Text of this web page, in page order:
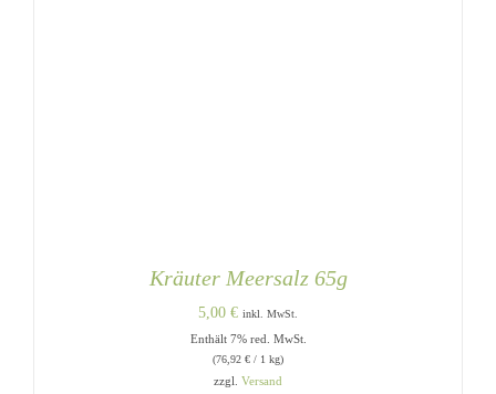
Kräuter Meersalz 65g
5,00 € inkl. MwSt.
Enthält 7% red. MwSt.
(76,92 € / 1 kg)
zzgl. Versand